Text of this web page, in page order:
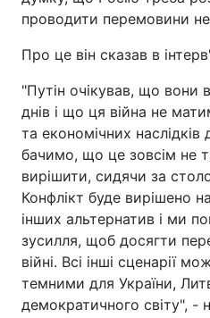
Спорт
Техно і зв'язок
Зброя
Цікавинки
Екологія
проводити перемовини
Про це він сказав в
"Путін очікував, що вони
днів і що ця війна не
та економічних наслідків
бачимо, що це зовсім не
вирішити, сидячи за
Конфлікт буде вирішено
інших альтернатив і ми
зусилля, щоб досягти
війні. Всі інші сценарії
темними для України,
демократичного світу", -